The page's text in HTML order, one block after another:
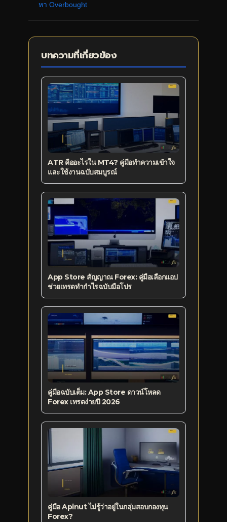
หา Overbought
บทความที่เกี่ยวข้อง
ATR คืออะไรใน MT4? คู่มือทำความเข้าใจ
และใช้งานฉบับสมบูรณ์
App Store สัญญาณ Forex: คู่มือเลือกแอป
ช่วยเทรดทำกำไรฉบับมือโปร
คู่มือฉบับเต็ม: App Store ดาวน์โหลด
Forex เทรดง่ายปี 2026
คู่มือ Apinut ไม่รู้ว่าอยู่ในกลุ่มสอบกองทุน
Forex?